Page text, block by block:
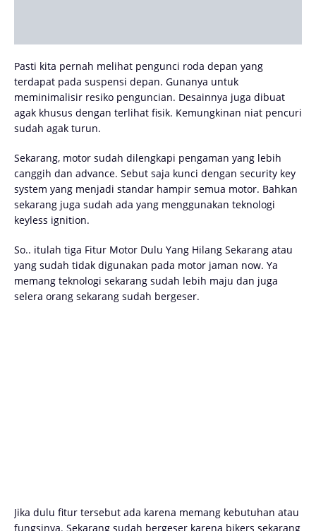
Pasti kita pernah melihat pengunci roda depan yang
terdapat pada suspensi depan. Gunanya untuk
meminimalisir resiko penguncian. Desainnya juga dibuat
agak khusus dengan terlihat fisik. Kemungkinan niat pencuri
sudah agak turun.
Sekarang, motor sudah dilengkapi pengaman yang lebih
canggih dan advance. Sebut saja kunci dengan security key
system yang menjadi standar hampir semua motor. Bahkan
sekarang juga sudah ada yang menggunakan teknologi
keyless ignition.
So.. itulah tiga Fitur Motor Dulu Yang Hilang Sekarang atau
yang sudah tidak digunakan pada motor jaman now. Ya
memang teknologi sekarang sudah lebih maju dan juga
selera orang sekarang sudah bergeser.
Jika dulu fitur tersebut ada karena memang kebutuhan atau
fungsinya. Sekarang sudah bergeser karena bikers sekarang